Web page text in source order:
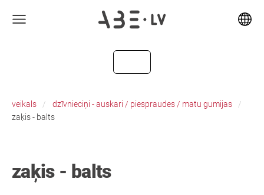
veikals
dzīvnieciņi - auskari / piespraudes / matu gumijas
zaķis - balts
zaķis - balts